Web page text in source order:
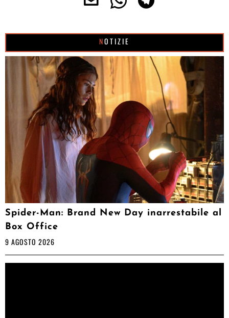
NOTIZIE
Spider-Man: Brand New Day inarrestabile al
Box Office
9 AGOSTO 2026